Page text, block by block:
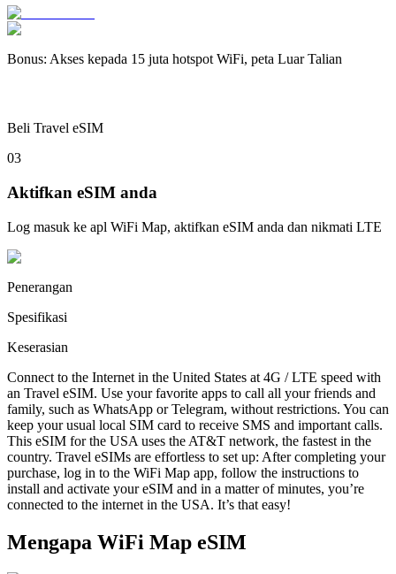
Bonus: Akses kepada 15 juta hotspot WiFi, peta Luar Talian
Beli Travel eSIM
03
Aktifkan eSIM anda
Log masuk ke apl WiFi Map, aktifkan eSIM anda dan nikmati LTE
Penerangan
Spesifikasi
Keserasian
Connect to the Internet in the United States at 4G / LTE speed with
an Travel eSIM. Use your favorite apps to call all your friends and
family, such as WhatsApp or Telegram, without restrictions. You can
keep your usual local SIM card to receive SMS and important calls.
This eSIM for the USA uses the AT&T network, the fastest in the
country. Travel eSIMs are effortless to set up: After completing your
purchase, log in to the WiFi Map app, follow the instructions to
install and activate your eSIM and in a matter of minutes, you’re
connected to the internet in the USA. It’s that easy!
Mengapa WiFi Map eSIM